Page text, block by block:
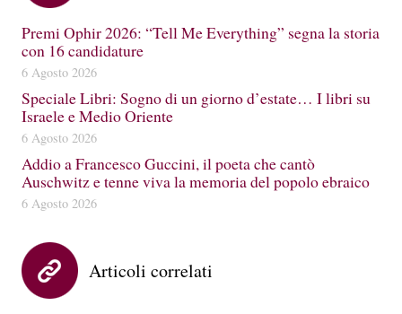
Premi Ophir 2026: “Tell Me Everything” segna la storia
con 16 candidature
6 Agosto 2026
Speciale Libri: Sogno di un giorno d’estate… I libri su
Israele e Medio Oriente
6 Agosto 2026
Addio a Francesco Guccini, il poeta che cantò
Auschwitz e tenne viva la memoria del popolo ebraico
6 Agosto 2026
Articoli correlati